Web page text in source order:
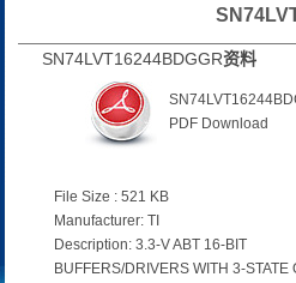
SN74LVT16244BDGGR资料
PDF Download
File Size : 521 KB
Manufacturer: TI
Description: 3.3-V ABT 16-BIT
BUFFERS/DRIVERS WITH 3-STATE